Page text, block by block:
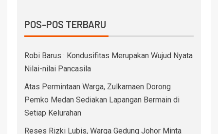
POS-POS TERBARU
Robi Barus : Kondusifitas Merupakan Wujud Nyata
Nilai-nilai Pancasila
Atas Permintaan Warga, Zulkarnaen Dorong
Pemko Medan Sediakan Lapangan Bermain di
Setiap Kelurahan
Reses Rizki Lubis, Warga Gedung Johor Minta